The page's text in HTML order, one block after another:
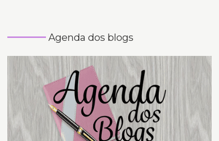
Agenda dos blogs